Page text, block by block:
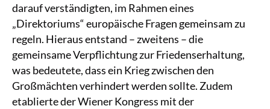
darauf verständigten, im Rahmen eines
„Direktoriums“ europäische Fragen gemeinsam zu
regeln. Hieraus entstand – zweitens – die
gemeinsame Verpflichtung zur Friedenserhaltung,
was bedeutete, dass ein Krieg zwischen den
Großmächten verhindert werden sollte. Zudem
etablierte der Wiener Kongress mit der